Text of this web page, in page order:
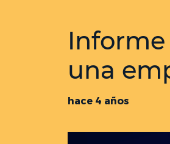
una
hace 4 años